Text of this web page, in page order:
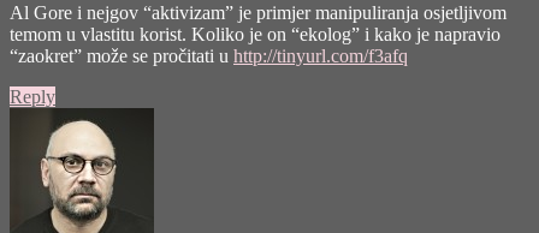
Al Gore i nejgov “aktivizam” je primjer manipuliranja osjetljivom
temom u vlastitu korist. Koliko je on “ekolog” i kako je napravio
“zaokret” može se pročitati u http://tinyurl.com/f3afq
Reply